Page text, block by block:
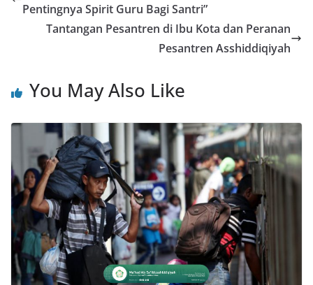
Pentingnya Spirit Guru Bagi Santri”
Tantangan Pesantren di Ibu Kota dan Peranan
Pesantren Asshiddiqiyah
You May Also Like